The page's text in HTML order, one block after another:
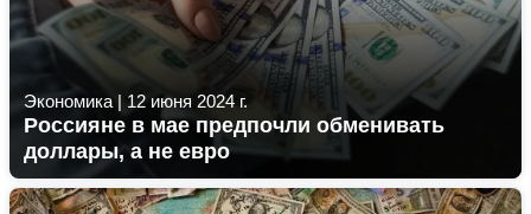
Экономика | 12 июня 2024 г.
Россияне в мае предпочли обменивать
доллары, а не евро